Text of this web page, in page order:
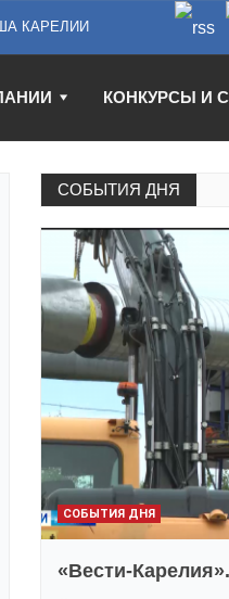
КАРЕЛИИ
КОНКУРСЫ И
СОБЫТИЯ ДНЯ
СОБЫТИЯ ДНЯ
«Вести-